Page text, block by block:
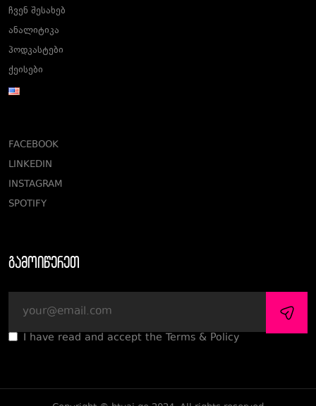
ჩვენ შესახებ
ანალიტიკა
პოდკასტები
ქეისები
FACEBOOK
LINKEDIN
INSTAGRAM
SPOTIFY
გამოიწერეთ
I have read and accept the Terms & Policy